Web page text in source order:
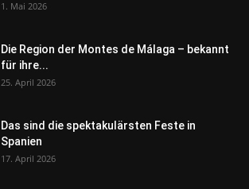
1. Mai 2026
Die Region der Montes de Málaga – bekannt
für ihre...
25. April 2026
Das sind die spektakulärsten Feste in
Spanien
17. April 2026